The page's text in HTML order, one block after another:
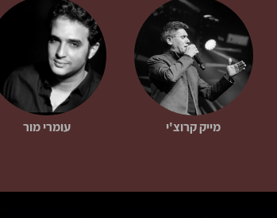
מייק קרוצ'י עומרי מור